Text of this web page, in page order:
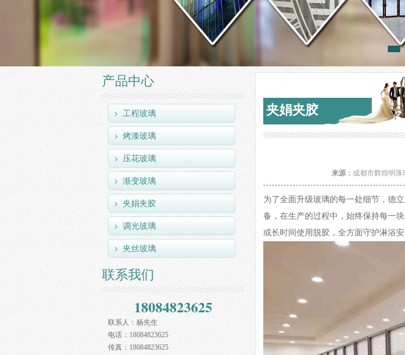
产品中心
工程玻璃
烤漆玻璃
压花玻璃
渐变玻璃
夹娟夹胶
调光玻璃
夹丝玻璃
联系我们
18084823625
联系人： 杨先生
电话： 18084823625
传真： 18084823625
夹娟夹胶
来源： 成都市辉煌明珠
为了全面升级玻璃的每一处细节，德
备，在生产的过程中，始终保持每一
或长时间使用脱胶，全方面守护淋浴安